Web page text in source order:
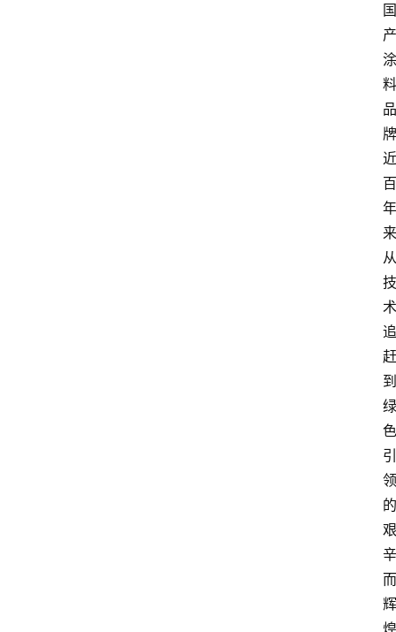
国
产
涂
料
品
牌
近
百
年
来
从
技
术
追
赶
到
绿
色
引
领
的
艰
辛
而
辉
煌